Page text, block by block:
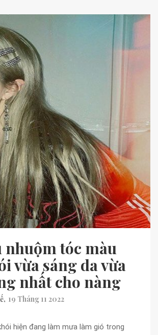
nhuộm tóc màu
vừa sáng da vừa
nhất cho nàng
19 Tháng 11 2022
hiện đang làm mưa làm gió trong